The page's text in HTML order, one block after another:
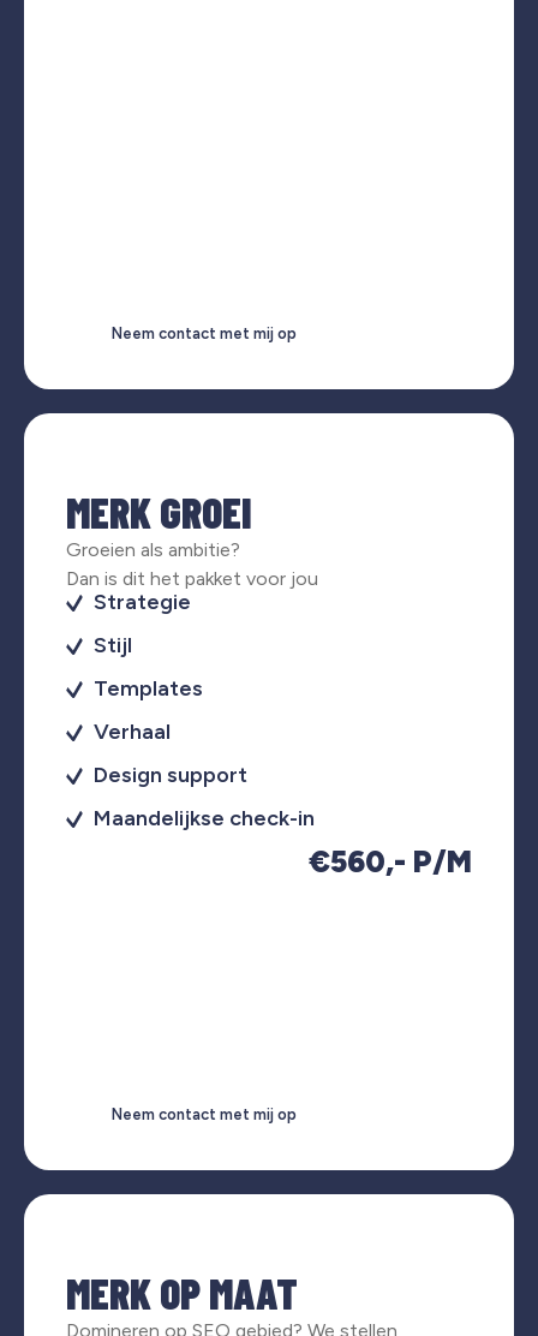
Neem contact met mij op
MERK GROEI
Groeien als ambitie?
Dan is dit het pakket voor jou
Strategie
Stijl
Templates
Verhaal
Design support
Maandelijkse check-in
€560,- P/M
Neem contact met mij op
MERK OP MAAT
Domineren op SEO gebied? We stellen